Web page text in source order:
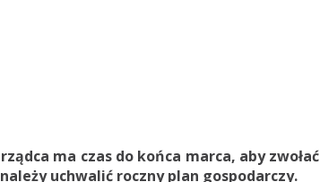
ma czas do końca marca, aby zwołać
uchwalić roczny plan gospodarczy.